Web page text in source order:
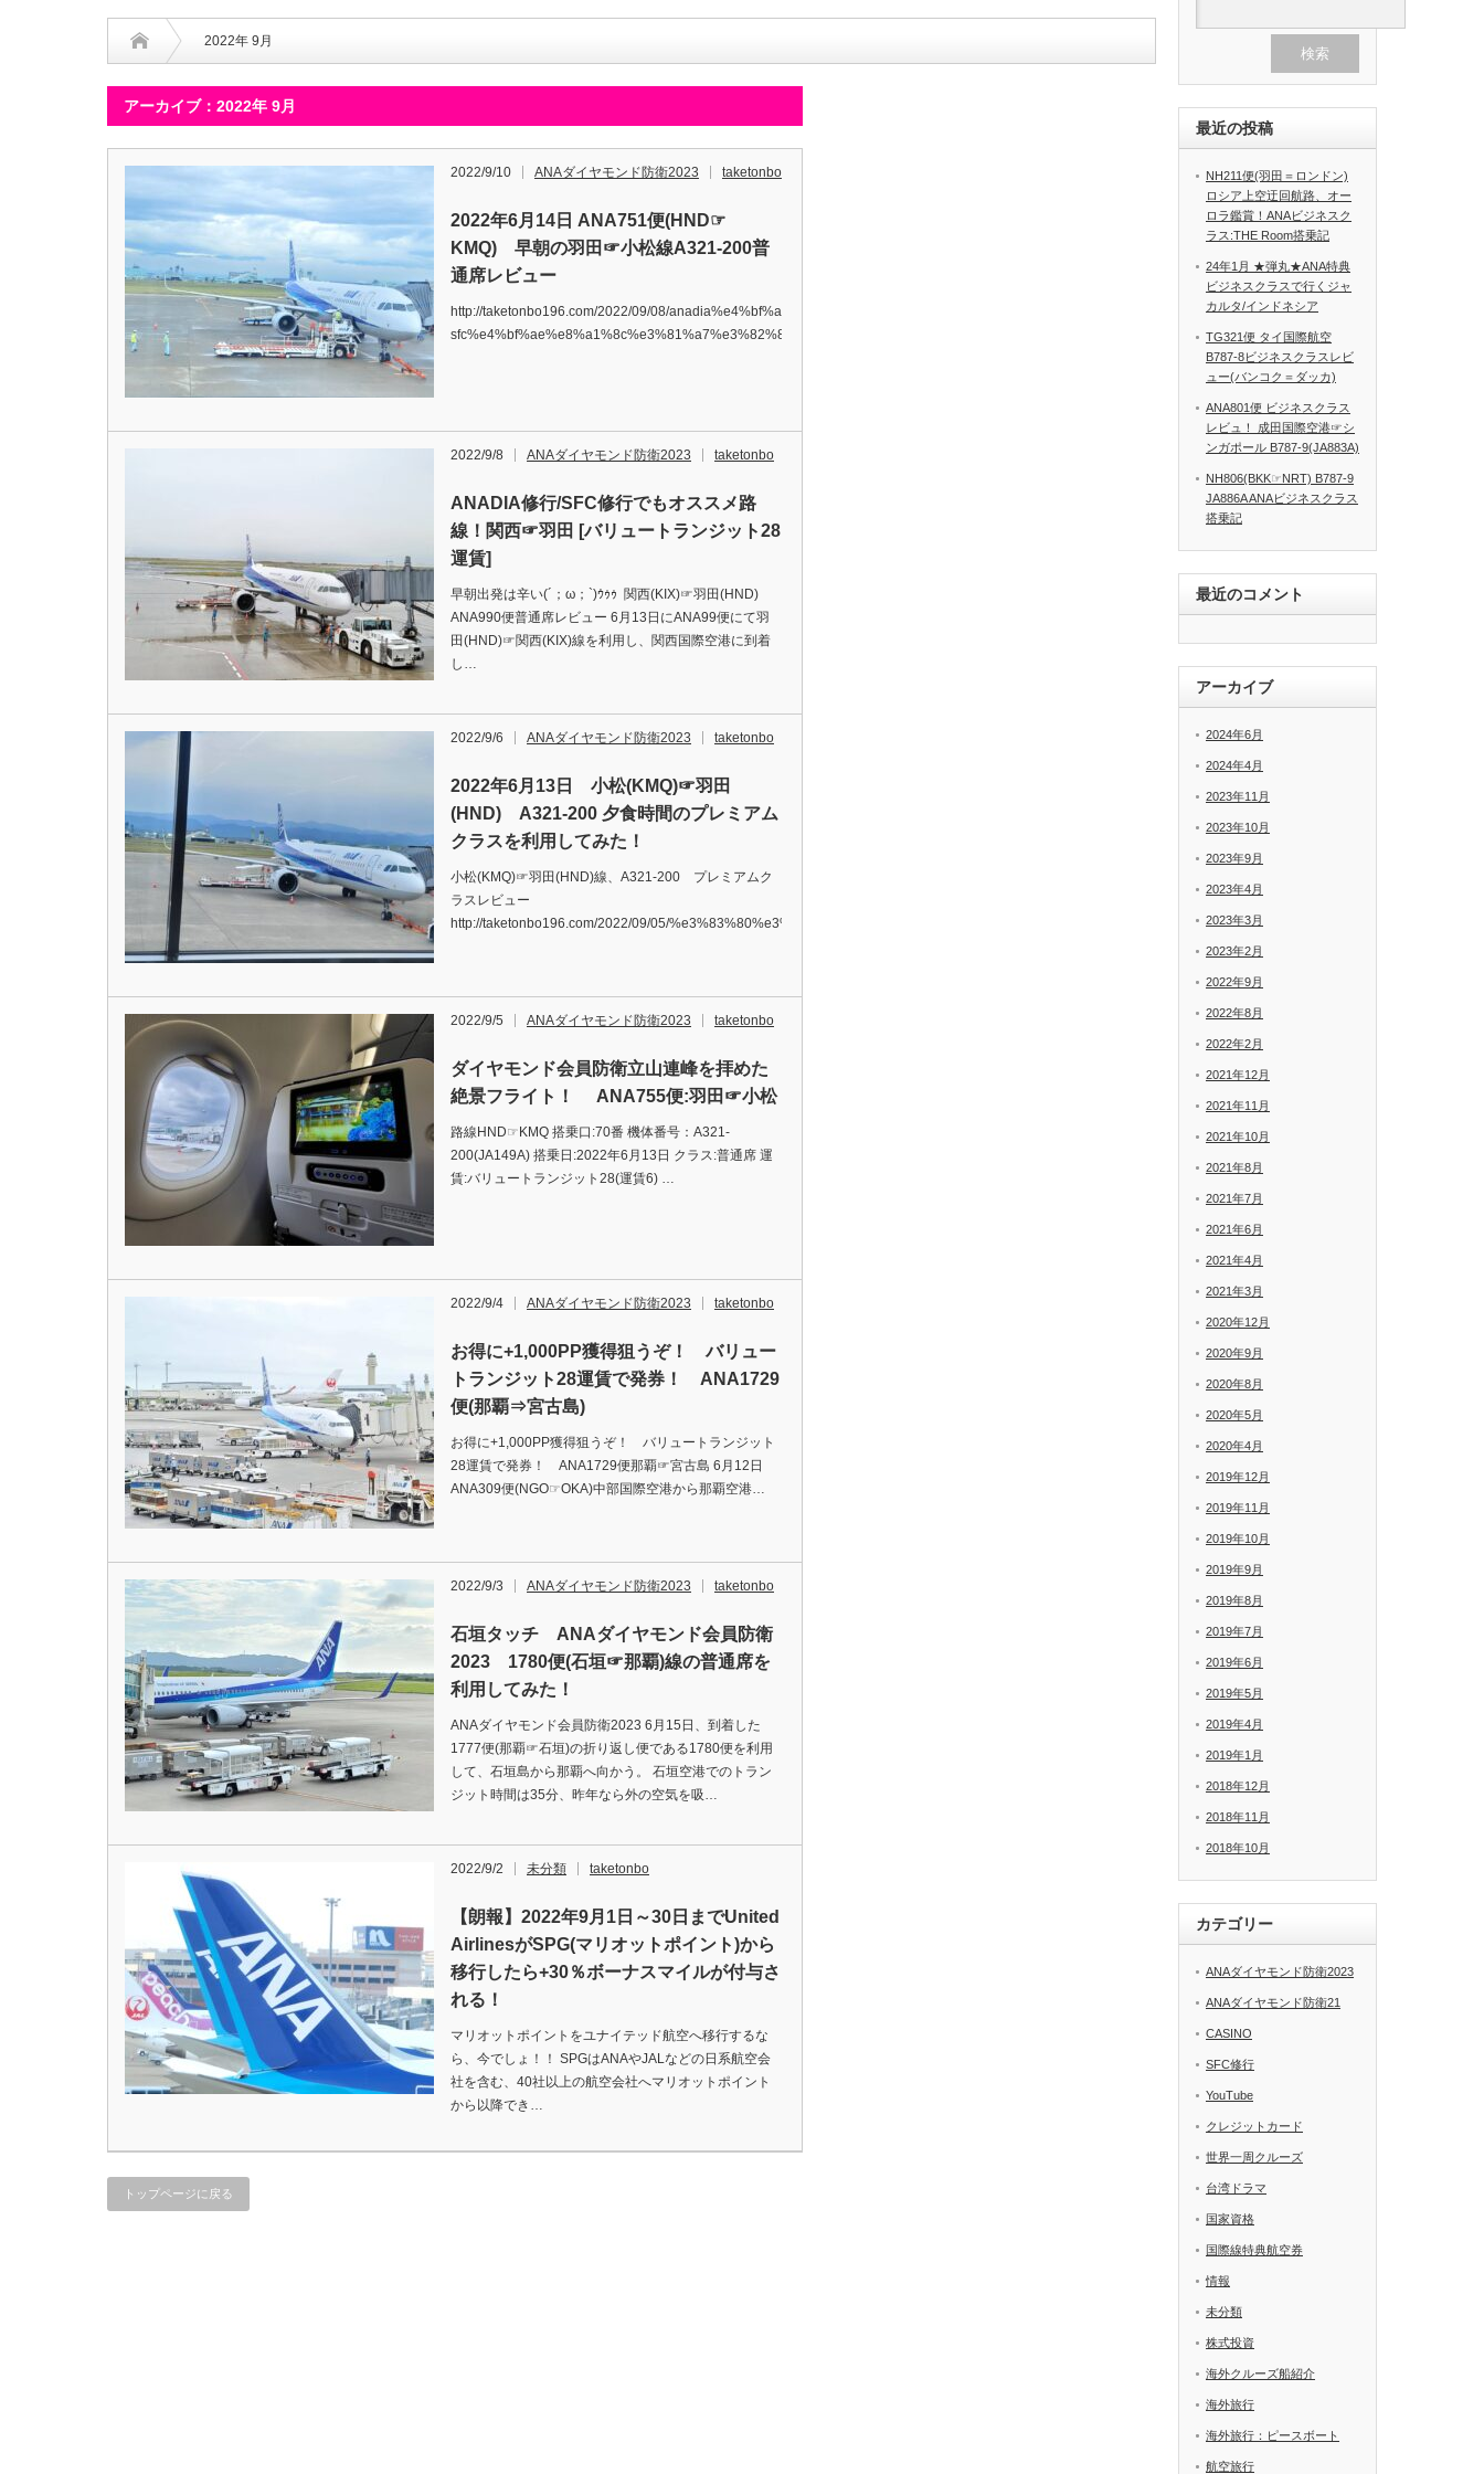
2022年 9月
アーカイブ：2022年 9月
2022/9/10 ANAダイヤモンド防衛2023 taketonbo
2022年6月14日 ANA751便(HND☞
KMQ) 早朝の羽田☞小松線A321-200普
通席レビュー
http://taketonbo196.com/2022/09/08/anadia%e4%bf%ae%e8%a1%8c-
sfc%e4%bf%ae%e8%a1%8c%e3%81%a7%e3%82%82%e3%82%aa%e…
2022/9/8 ANAダイヤモンド防衛2023 taketonbo
ANADIA修行/SFC修行でもオススメ路
線！関西☞羽田 [バリュートランジット28
運賃]
早朝出発は辛い(´；ω；`)ｳｩｩ 関西(KIX)☞羽田(HND)
ANA990便普通席レビュー 6月13日にANA99便にて羽
田(HND)☞関西(KIX)線を利用し、関西国際空港に到着
し…
2022/9/6 ANAダイヤモンド防衛2023 taketonbo
2022年6月13日 小松(KMQ)☞羽田
(HND) A321-200 夕食時間のプレミアム
クラスを利用してみた！
小松(KMQ)☞羽田(HND)線、A321-200 プレミアムク
ラスレビュー
http://taketonbo196.com/2022/09/05/%e3%83%80%e3%82%a4%e3%83%a4%e3%83%a…
2022/9/5 ANAダイヤモンド防衛2023 taketonbo
ダイヤモンド会員防衛立山連峰を拝めた
絶景フライト！ ANA755便:羽田☞小松
路線HND☞KMQ 搭乗口:70番 機体番号：A321-
200(JA149A) 搭乗日:2022年6月13日 クラス:普通席 運
賃:バリュートランジット28(運賃6) …
2022/9/4 ANAダイヤモンド防衛2023 taketonbo
お得に+1,000PP獲得狙うぞ！ バリュー
トランジット28運賃で発券！ ANA1729
便(那覇⇒宮古島)
お得に+1,000PP獲得狙うぞ！ バリュートランジット
28運賃で発券！ ANA1729便那覇☞宮古島 6月12日
ANA309便(NGO☞OKA)中部国際空港から那覇空港…
2022/9/3 ANAダイヤモンド防衛2023 taketonbo
石垣タッチ ANAダイヤモンド会員防衛
2023 1780便(石垣☞那覇)線の普通席を
利用してみた！
ANAダイヤモンド会員防衛2023 6月15日、到着した
1777便(那覇☞石垣)の折り返し便である1780便を利用
して、石垣島から那覇へ向かう。 石垣空港でのトラン
ジット時間は35分、昨年なら外の空気を吸…
2022/9/2 未分類 taketonbo
【朗報】2022年9月1日～30日までUnited
AirlinesがSPG(マリオットポイント)から
移行したら+30％ボーナスマイルが付与さ
れる！
マリオットポイントをユナイテッド航空へ移行するな
ら、今でしょ！！ SPGはANAやJALなどの日系航空会
社を含む、40社以上の航空会社へマリオットポイント
から以降でき…
トップページに戻る
最近の投稿
NH211便(羽田＝ロンドン)
ロシア上空迂回航路、オー
ロラ鑑賞！ANAビジネスク
ラス:THE Room搭乗記
24年1月 ★弾丸★ANA特典
ビジネスクラスで行くジャ
カルタ/インドネシア
TG321便 タイ国際航空
B787-8ビジネスクラスレビ
ュー(バンコク＝ダッカ)
ANA801便 ビジネスクラス
レビュ！ 成田国際空港☞シ
ンガポール B787-9(JA883A)
NH806(BKK☞NRT) B787-9
JA886A ANAビジネスクラス
搭乗記
最近のコメント
アーカイブ
2024年6月
2024年4月
2023年11月
2023年10月
2023年9月
2023年4月
2023年3月
2023年2月
2022年9月
2022年8月
2022年2月
2021年12月
2021年11月
2021年10月
2021年8月
2021年7月
2021年6月
2021年4月
2021年3月
2020年12月
2020年9月
2020年8月
2020年5月
2020年4月
2019年12月
2019年11月
2019年10月
2019年9月
2019年8月
2019年7月
2019年6月
2019年5月
2019年4月
2019年1月
2018年12月
2018年11月
2018年10月
カテゴリー
ANAダイヤモンド防衛2023
ANAダイヤモンド防衛21
CASINO
SFC修行
YouTube
クレジットカード
世界一周クルーズ
台湾ドラマ
国家資格
国際線特典航空券
情報
未分類
株式投資
海外クルーズ船紹介
海外旅行
海外旅行：ピースボート
航空旅行